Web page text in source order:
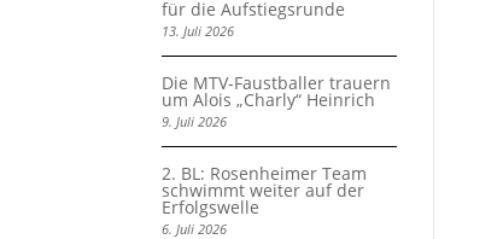
für die Aufstiegsrunde
13. Juli 2026
Die MTV-Faustballer trauern
um Alois „Charly“ Heinrich
9. Juli 2026
2. BL: Rosenheimer Team
schwimmt weiter auf der
Erfolgswelle
6. Juli 2026